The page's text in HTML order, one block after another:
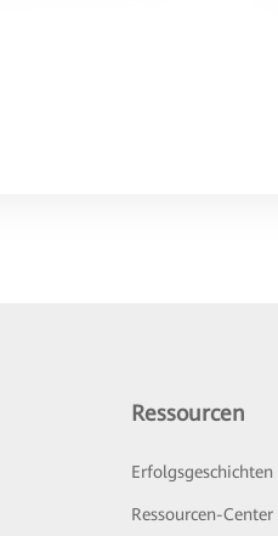
Ressourcen
Erfolgsgeschichten
Ressourcen-Center